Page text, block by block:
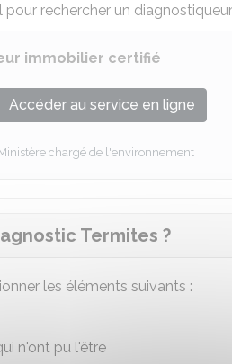
rechercher un
immobilier certifié
Accéder au service en ligne
chargé de l'environnement
Termites ?
les éléments suivants :
n'ont pu l'être